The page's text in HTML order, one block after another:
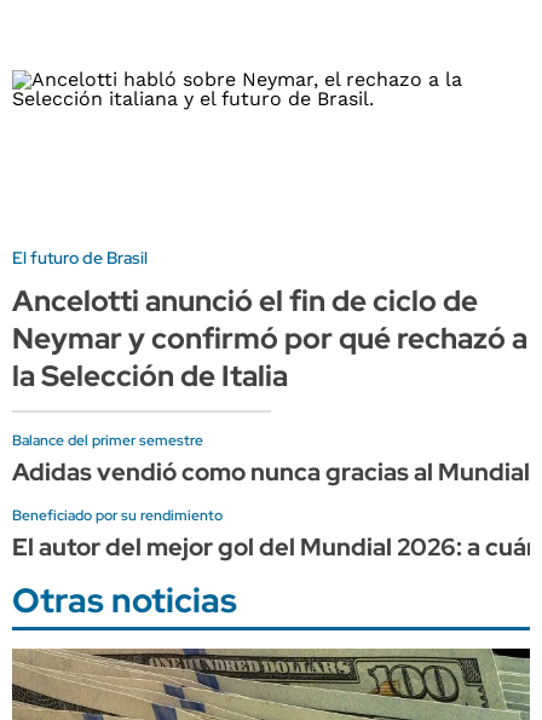
El futuro de Brasil
Ancelotti anunció el fin de ciclo de
Neymar y confirmó por qué rechazó a
la Selección de Italia
Balance del primer semestre
Adidas vendió como nunca gracias al
Beneficiado por su rendimiento
El autor del mejor gol del Mundial 2026: a
Otras noticias